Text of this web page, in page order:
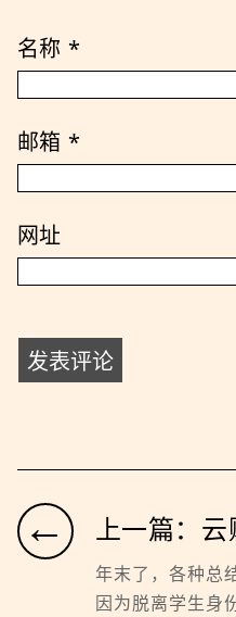
名称 *
邮箱 *
网址
← 上一篇：云
年末了，各种总
因为脱离学生身